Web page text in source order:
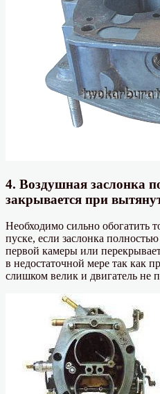
4. Воздушная заслонка
закрывается при
Необходимо сильно обогатить
пуске, если заслонка
первой камеры или
в недостаточной мере так как
слишком велик и двигатель не